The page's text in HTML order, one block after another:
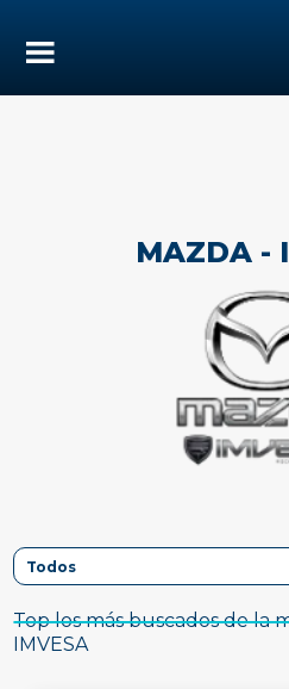
MAZDA -
Top los más buscados de la
IMVESA